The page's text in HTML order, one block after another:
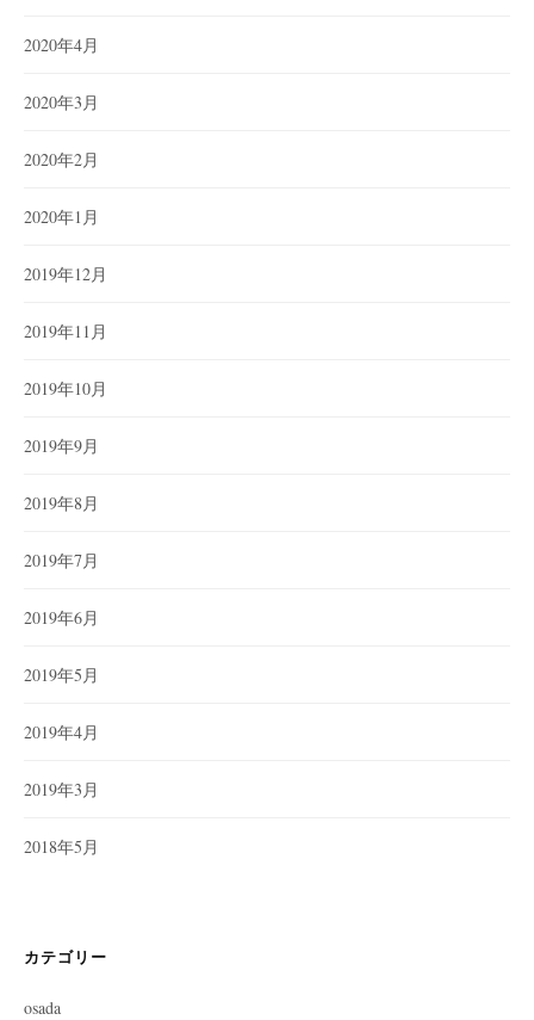
2020年4月
2020年3月
2020年2月
2020年1月
2019年12月
2019年11月
2019年10月
2019年9月
2019年8月
2019年7月
2019年6月
2019年5月
2019年4月
2019年3月
2018年5月
カテゴリー
osada